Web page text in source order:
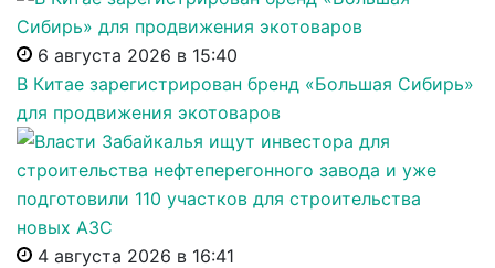
6 августа 2026 в 15:40
В Китае зарегистрирован бренд «Большая Сибирь»
для продвижения экотоваров
4 августа 2026 в 16:41